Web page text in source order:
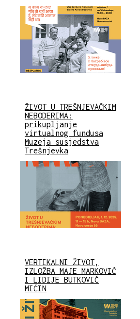
ŽIVOT U TREŠNJEVAČKIM
NEBODERIMA:
prikupljanje
virtualnog fundusa
Muzeja susjedstva
Trešnjevka
VERTIKALNI ŽIVOT,
IZLOŽBA MAJE MARKOVIĆ
I LIDIJE BUTKOVIĆ
MIĆIN